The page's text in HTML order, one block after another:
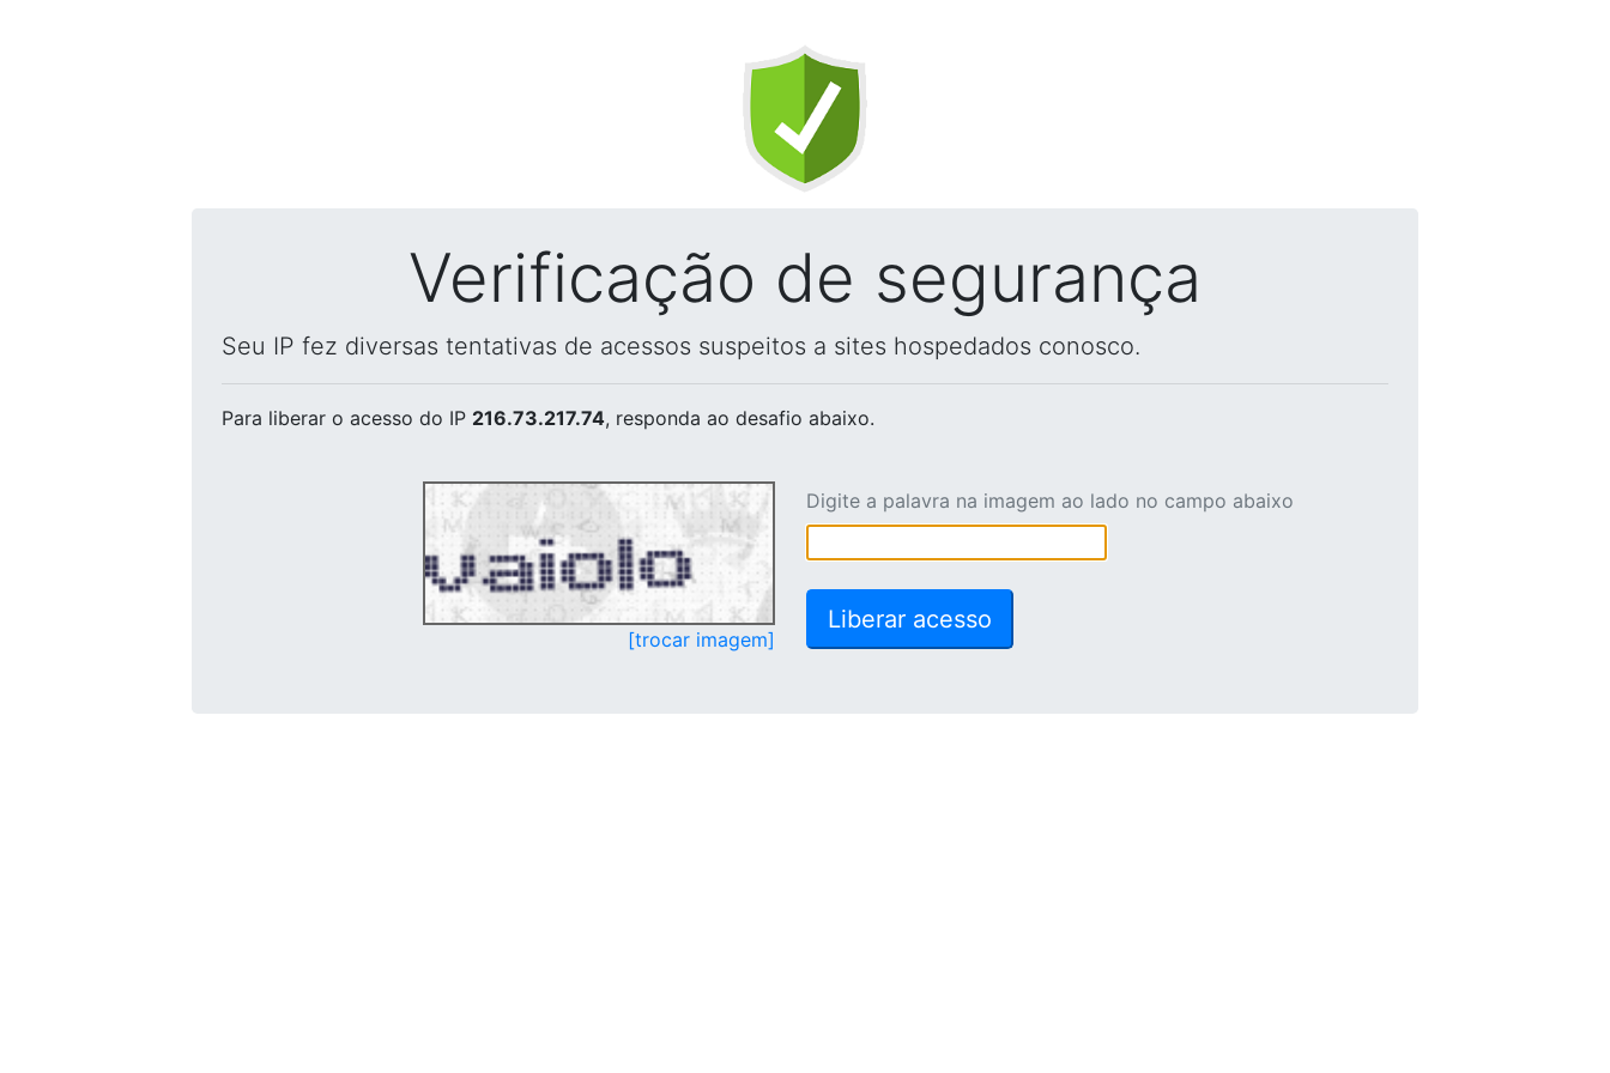
Verificação de segurança
Seu IP fez diversas tentativas de acessos suspeitos a sites hospedados conosco.
Para liberar o acesso do IP 216.73.217.74, responda ao desafio abaixo.
[trocar imagem]
Digite a palavra na imagem ao lado no campo abaixo